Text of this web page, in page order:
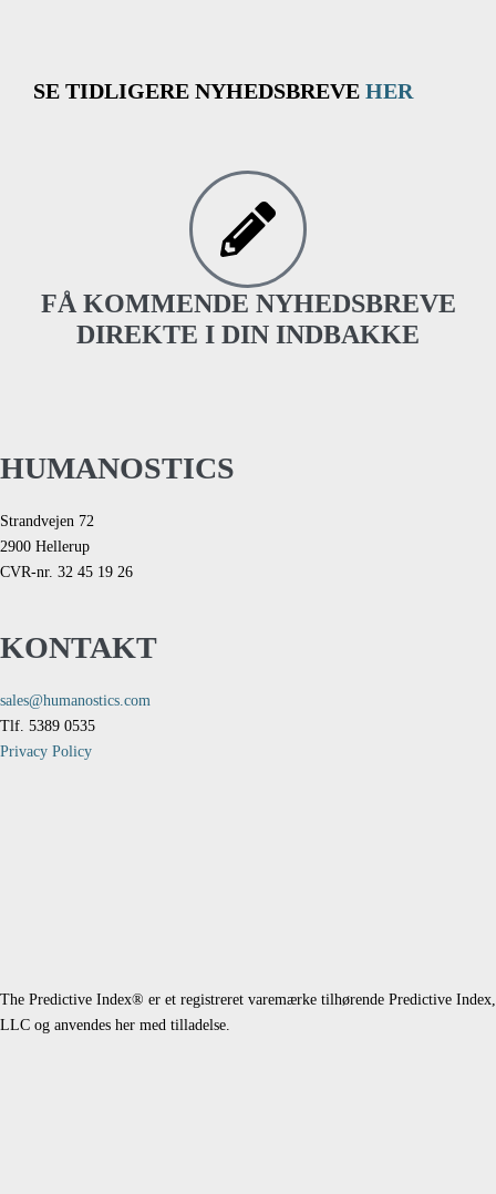
SE TIDLIGERE NYHEDSBREVE HER
FÅ KOMMENDE NYHEDSBREVE
DIREKTE I DIN INDBAKKE
HUMANOSTICS
Strandvejen 72
2900 Hellerup
CVR-nr. 32 45 19 26
KONTAKT
sales@humanostics.com
Tlf. 5389 0535
Privacy Policy
The Predictive Index® er et registreret varemærke tilhørende Predictive Index,
LLC og anvendes her med tilladelse.